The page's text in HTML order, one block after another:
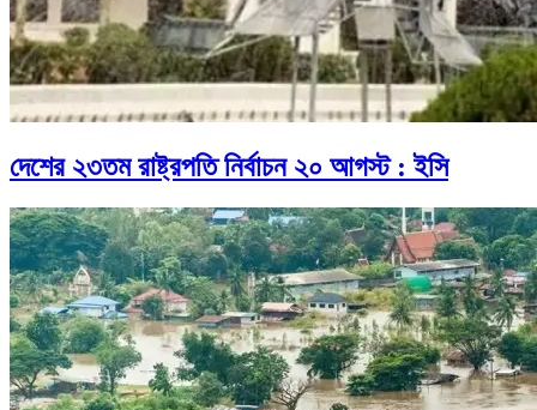
দেশের ২৩তম রাষ্ট্রপতি নির্বাচন ২০ আগস্ট : ইসি